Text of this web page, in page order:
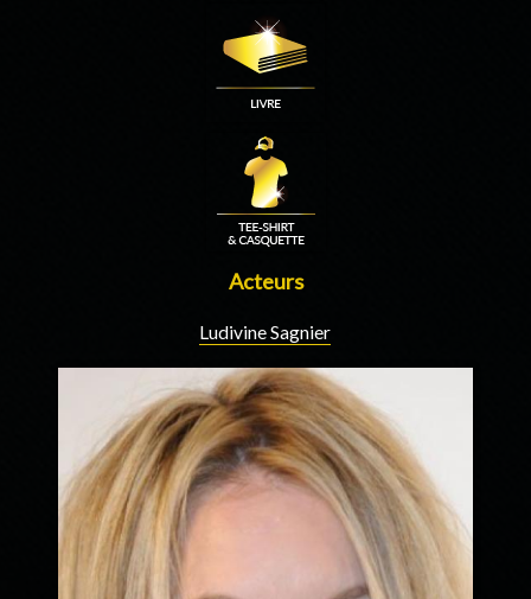
Acteurs
Ludivine Sagnier